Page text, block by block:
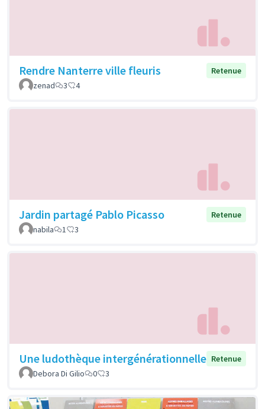
Rendre Nanterre ville fleuris
Retenue
zenad
3 4
Jardin partagé Pablo Picasso
Retenue
nabila
1 3
Une ludothèque intergénérationnelle Retenue
Debora Di Gilio
0 3